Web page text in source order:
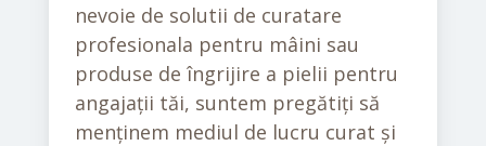
nevoie de solutii de curatare
profesionala pentru mâini sau
produse de îngrijire a pielii pentru
angajații tăi, suntem pregătiți să
menținem mediul de lucru curat și